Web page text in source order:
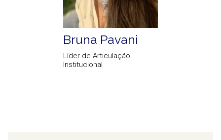
Bruna Pavani
Líder de Articulação
Institucional